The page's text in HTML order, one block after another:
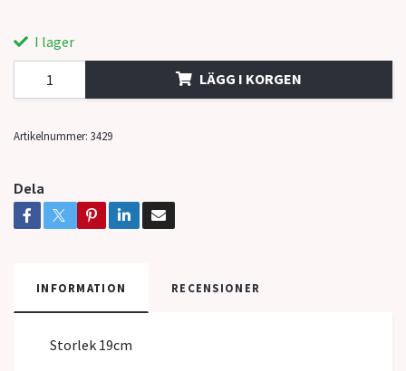
I lager
LÄGG I KORGEN
Artikelnummer: 3429
Dela
INFORMATION RECENSIONER
Storlek 19cm